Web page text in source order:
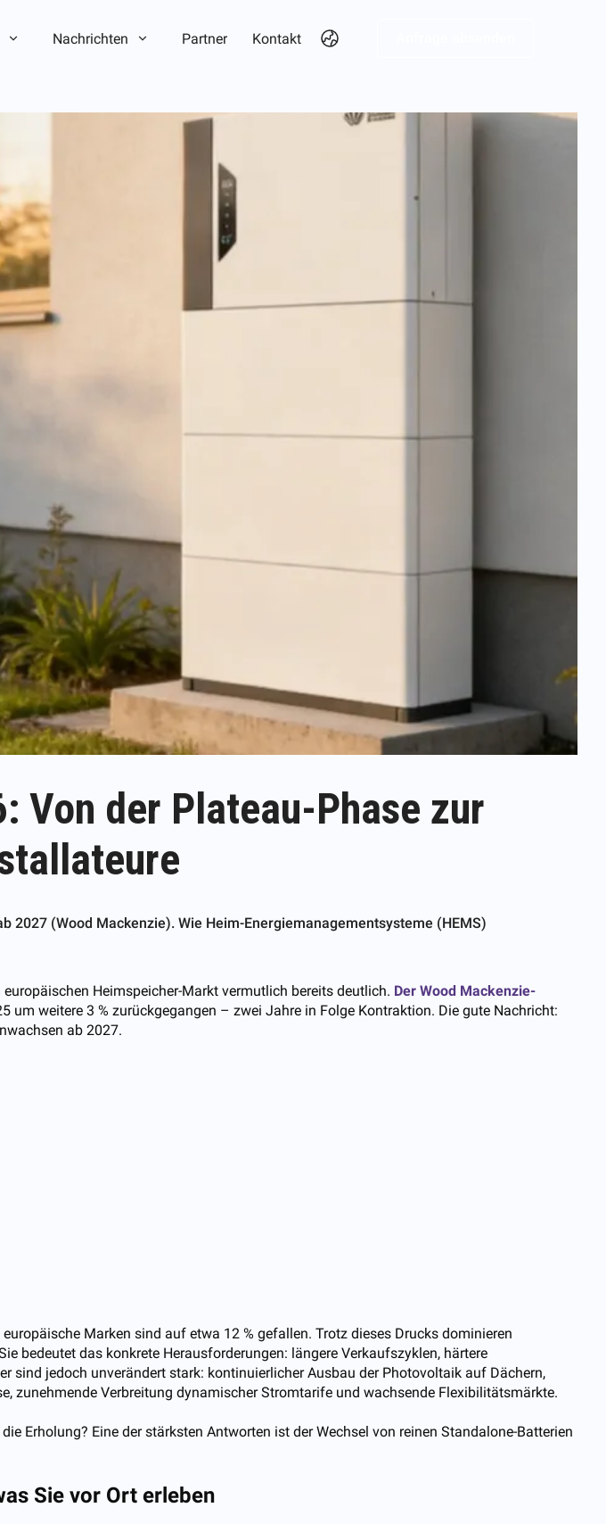
Nachrichten Partner Kontakt
Von der Plateau-Phase zur
2027 (Wood Mackenzie). Wie Heim-Energiemanagementsysteme (HEMS)
Heimspeicher-Markt vermutlich bereits deutlich. Der Wood Mackenzie-
um weitere 3 % zurückgegangen – zwei Jahre in Folge Kontraktion. Die gute Nachricht:
ab 2027.
Marken sind auf etwa 12 % gefallen. Trotz dieses Drucks dominieren
bedeutet das konkrete Herausforderungen: längere Verkaufszyklen, härtere
sind jedoch unverändert stark: kontinuierlicher Ausbau der Photovoltaik auf Dächern,
zunehmende Verbreitung dynamischer Stromtarife und wachsende Flexibilitätsmärkte.
Erholung? Eine der stärksten Antworten ist der Wechsel von reinen Standalone-Batterien
Sie vor Ort erleben